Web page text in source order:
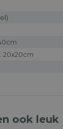
20x20cm
ook leuk